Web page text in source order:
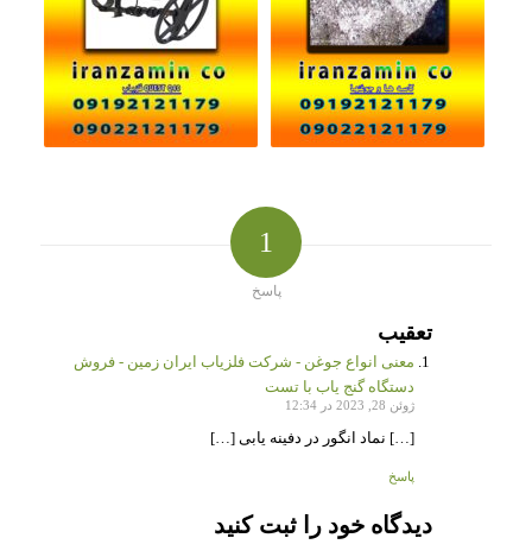
1
پاسخ
تعقیب
معنی انواع جوغن - شرکت فلزیاب ایران زمین - فروش
دستگاه گنج یاب با تست
ژوئن 28, 2023 در 12:34
[…] نماد انگور در دفینه یابی […]
پاسخ
دیدگاه خود را ثبت کنید